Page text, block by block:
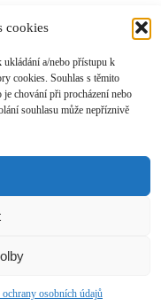
cookies
a/nebo přístupu k
cookies. Souhlas s těmito
chování při procházení nebo
souhlasu může nepříznivě
ochrany osobních údajů